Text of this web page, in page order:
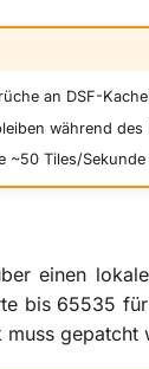
an DSF-
während des
~50 Tiles/
einen
bis 65535 für
gepatcht